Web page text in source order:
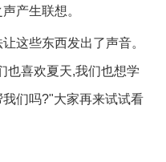
产生联想。
些东西发出了声音。
也喜欢夏天,我们也想学
们吗?"大家再来试试看